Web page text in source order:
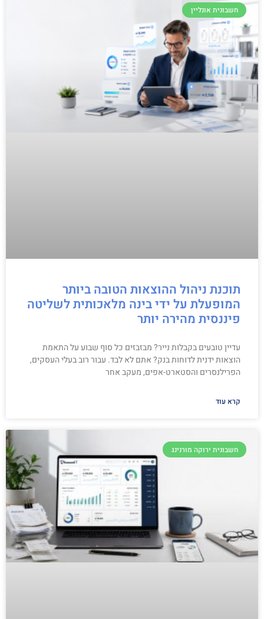
חשבונית אונליין
תוכנת ניהול ההוצאות הטובה ביותר
המופעלת על ידי בינה מלאכותית לשליטה
פיננסית מהירה יותר
עדיין טובעים בקבלות נייר? מבזבזים כל סוף שבוע על התאמת
הוצאות ידנית לדוחות בנק? אתם לא לבד. עבור רוב בעלי העסקים,
הפרילנסרים והסטארט-אפים, מעקב אחר
קרא עוד
חשבונית ירוקה מורנינג